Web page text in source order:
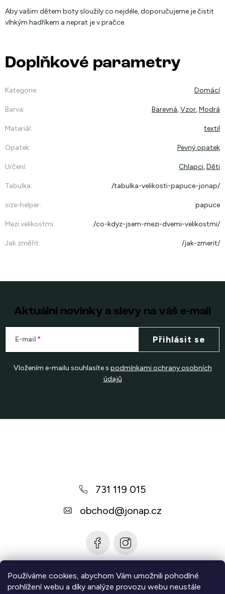
Používáme cookies, abychom Vám umožnili pohodlné
prohlížení webu a díky analýze provozu webu neustále
Aby vašim dětem boty sloužily co nejdéle, doporučujeme je čistit
vlhkým hadříkem a neprat je v pračce.
Doplňkové parametry
Kategorie: Domácí
Barva: Barevná,Vzor,Modrá
Materiál: textil
Opatek: Pevný opatek
Určení: Chlapci,Děti
Tabulka: /tabulka-velikosti-papuce-jonap/
size-helper: papuce
Mezi velikostmi: /co-kdyz-jsem-mezi-dvemi-velikostmi/
Jak změřit: /jak-zmerit/
Aktuální novinky a slevy na váš e-mail
E-mail
Vložením e-mailu souhlasíte s podmínkami ochrany osobních
údajů
Přihlásit se
731 119 015
obchod@jonap.cz
Informace pro vás